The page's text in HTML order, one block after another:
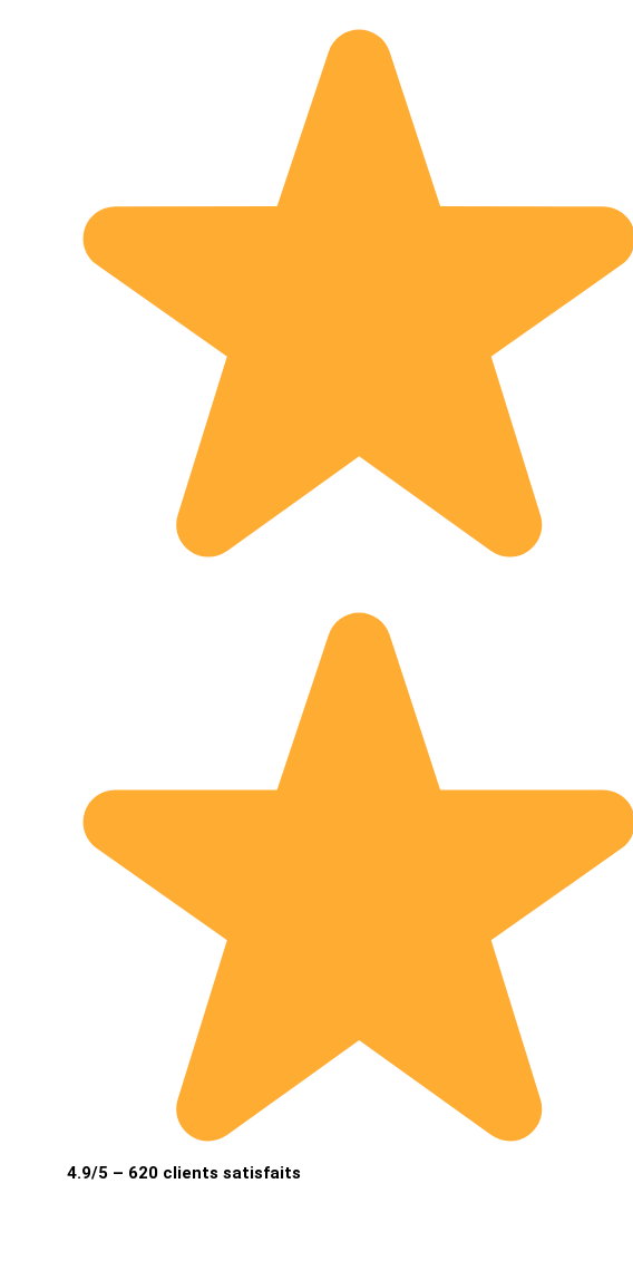
4.9/5 – 620 clients satisfaits